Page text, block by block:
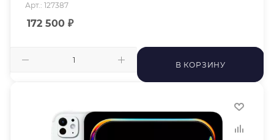
Арт.: 127387
172 500 ₽
В КОРЗИНУ